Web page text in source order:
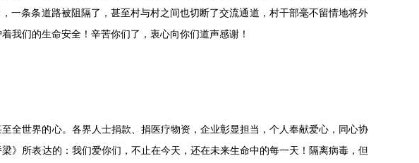
一条条道路被阻隔了，甚至村与村之间也切断了交流通道，村干部毫不留情地将外
们的生命安全！辛苦你们了，衷心向你们道声感谢！
全世界的心。各界人士捐款、捐医疗物资，企业彰显担当，个人奉献爱心，同心协
》所表达的：我们爱你们，不止在今天，还在未来生命中的每一天！隔离病毒，但